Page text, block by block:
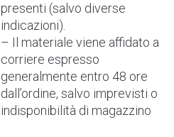
presenti (salvo diverse
indicazioni).
– Il materiale viene affidato a
corriere espresso
generalmente entro 48 ore
dall’ordine, salvo imprevisti o
indisponibilità di magazzino